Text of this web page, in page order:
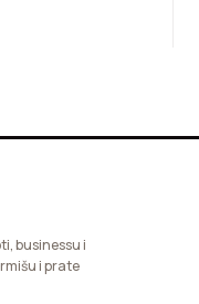
businessu i
i prate